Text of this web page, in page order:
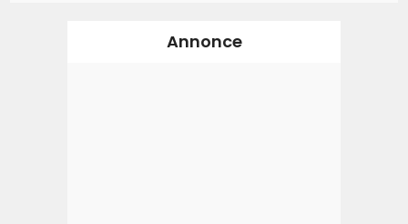
Annonce